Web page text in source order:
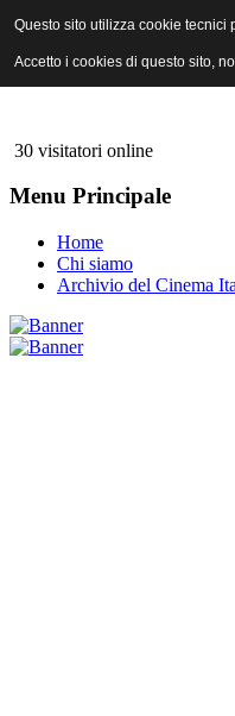
ANICA | Associazione
30 visitatori online
Menu Principale
Home
Chi siamo
Archivio del Cinema
Questo sito utilizza cookie
Accetto i cookies di questo sito,
Questo sito utilizza cookie
Accetto i cookies di questo sito,